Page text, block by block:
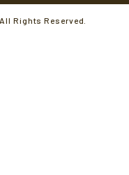
Rights Reserved.